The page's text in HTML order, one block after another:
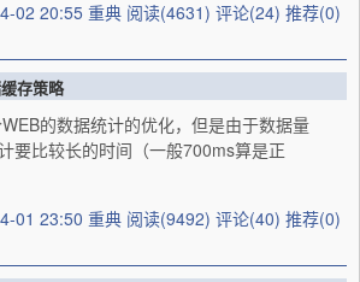
02 20:55 重典 阅读(4631) 评论(24) 推荐(0)
存策略
的数据统计的优化，但是由于数据量
要比较长的时间（一般700ms算是正
01 23:50 重典 阅读(9492) 评论(40) 推荐(0)